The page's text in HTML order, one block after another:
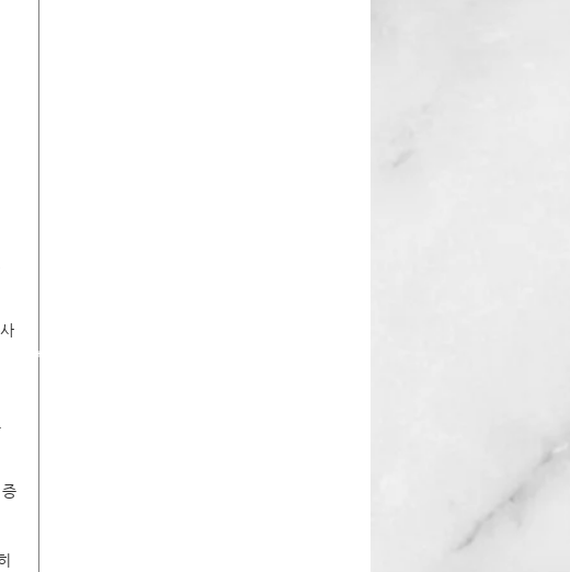
COPYRIGHT(C) 2019 DONG-A UNIVERSITY HHII ALLRIGHTS RESERVED(S.D.K)